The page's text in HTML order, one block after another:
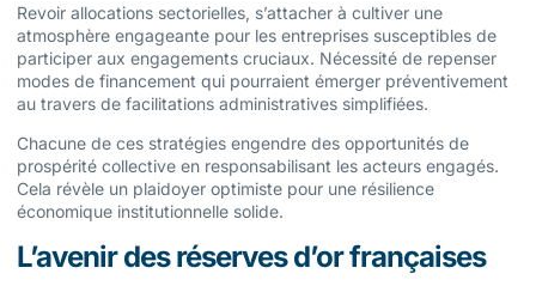
Revoir allocations sectorielles, s’attacher à cultiver une
atmosphère engageante pour les entreprises susceptibles de
participer aux engagements cruciaux. Nécessité de repenser
modes de financement qui pourraient émerger préventivement
au travers de facilitations administratives simplifiées.
Chacune de ces stratégies engendre des opportunités de
prospérité collective en responsabilisant les acteurs engagés.
Cela révèle un plaidoyer optimiste pour une résilience
économique institutionnelle solide.
L’avenir des réserves d’or françaises